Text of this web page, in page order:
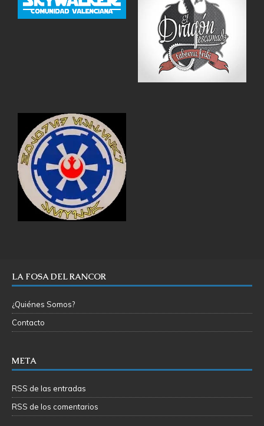
LA FOSA DEL RANCOR
¿Quiénes Somos?
Contacto
META
RSS de las entradas
RSS de los comentarios